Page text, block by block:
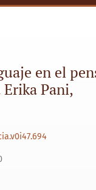
en el
Erika Pani,